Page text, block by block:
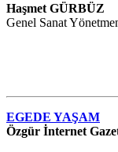
Haşmet GÜRBÜZ
Genel Sanat
EGEDE YAŞAM
Özgür İnternet